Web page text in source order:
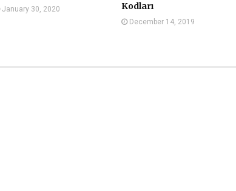
January 30, 2020
Kodları
December 14, 2019